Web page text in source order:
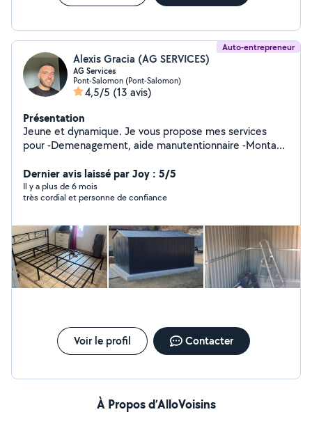
Auto-entrepreneur
Alexis Gracia (AG SERVICES)
AG Services
Pont-Salomon (Pont-Salomon)
4,5/5 (13 avis)
Présentation
Jeune et dynamique. Je vous propose mes services
pour -Demenagement, aide manutentionnaire -Montage
pelouse,débroussaillage) -Divers petit travaux, bricolage
-Serveur et barman pour vos événements (mariage,
anniversaire) Intervention dans le 42/43/69/63 Devis
Dernier avis laissé par Joy : 5/5
Il y a plus de 6 mois
très cordial et personne de confiance
Voir le profil Contacter
À Propos d’AlloVoisins